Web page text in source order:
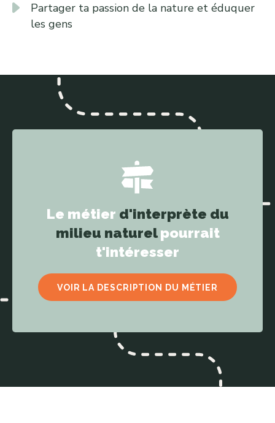
Partager ta passion de la nature et éduquer
les gens
Le métier d'interprète du
milieu naturel pourrait
t'intéresser
VOIR LA DESCRIPTION DU MÉTIER